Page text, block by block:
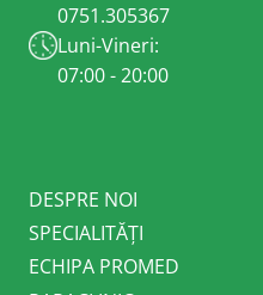
0751.305367
Luni-Vineri:
07:00 - 20:00
DESPRE NOI
SPECIALITĂȚI
ECHIPA PROMED